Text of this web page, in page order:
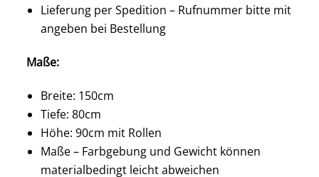
Lieferung per Spedition – Rufnummer bitte mit
angeben bei Bestellung
Maße:
Breite: 150cm
Tiefe: 80cm
Höhe: 90cm mit Rollen
Maße – Farbgebung und Gewicht können
materialbedingt leicht abweichen